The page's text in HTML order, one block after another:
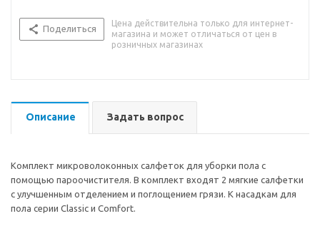
Поделиться
Цена действительна только для интернет-
магазина и может отличаться от цен в
розничных магазинах
Описание Задать вопрос
Комплект микроволоконных салфеток для уборки пола с
помощью пароочистителя. В комплект входят 2 мягкие салфетки
с улучшенным отделением и поглощением грязи. К насадкам для
пола серии Classic и Comfort.